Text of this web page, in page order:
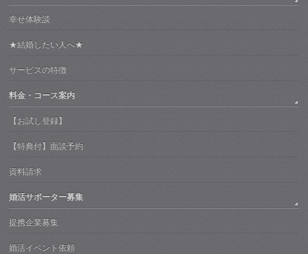
幸せ体験談
★結婚したい人へ★
サービスの特徴
料金・コース案内
【お試し登録】
【特典付】面談予約
資料請求
婚活サポーター募集
提携企業募集
婚活イベント依頼